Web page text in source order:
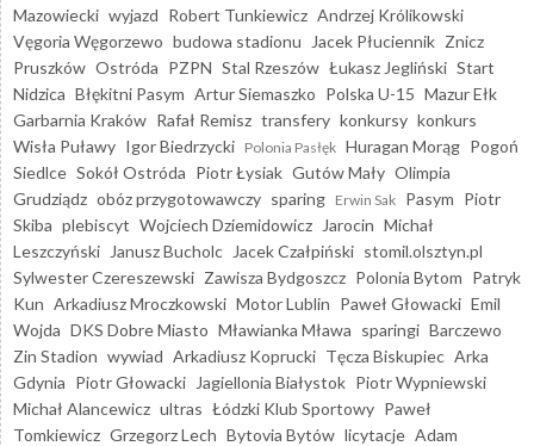
Mazowiecki wyjazd Robert Tunkiewicz Andrzej Królikowski
Vęgoria Węgorzewo budowa stadionu Jacek Płuciennik Znicz
Pruszków Ostróda PZPN Stal Rzeszów Łukasz Jegliński Start
Nidzica Błękitni Pasym Artur Siemaszko Polska U-15 Mazur Ełk
Garbarnia Kraków Rafał Remisz transfery konkursy konkurs
Wisła Puławy Igor Biedrzycki Polonia Pasłęk Huragan Morąg Pogoń
Siedlce Sokół Ostróda Piotr Łysiak Gutów Mały Olimpia
Grudziądz obóz przygotowawczy sparing Erwin Sak Pasym Piotr
Skiba plebiscyt Wojciech Dziemidowicz Jarocin Michał
Leszczyński
Janusz Bucholc Jacek Czałpiński stomil.olsztyn.pl
Sylwester Czereszewski Zawisza Bydgoszcz Polonia Bytom Patryk
Kun Arkadiusz Mroczkowski Motor Lublin Paweł Głowacki Emil
Wojda DKS Dobre Miasto Mławianka Mława sparingi Barczewo
Zin Stadion wywiad Arkadiusz Koprucki Tęcza Biskupiec Arka
Gdynia Piotr Głowacki Jagiellonia Białystok Piotr Wypniewski
Michał Alancewicz ultras Łódzki Klub Sportowy Paweł
Tomkiewicz Grzegorz Lech Bytovia Bytów licytacje Adam